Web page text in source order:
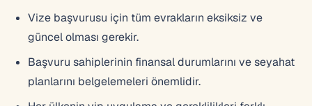
Vize başvurusu için tüm evrakların eksiksiz ve
güncel olması gerekir.
Başvuru sahiplerinin finansal durumlarını ve seyahat
planlarını belgelemeleri önemlidir.